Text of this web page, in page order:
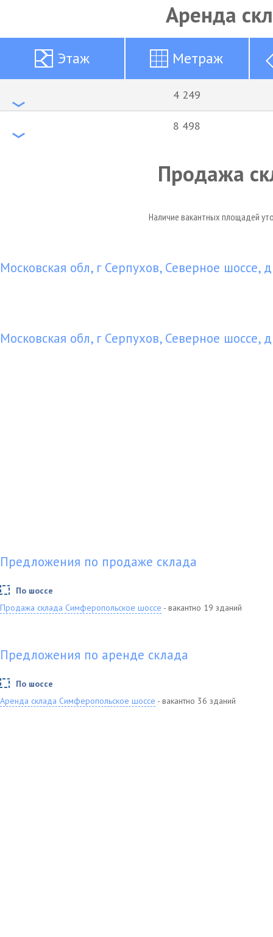
Аренда
Этаж Метраж
4 249
8 498
Продажа
Наличие вакантных площадей
Московская обл, г Серпухов, Северное шоссе,
Московская обл, г Серпухов, Северное шоссе,
Предложения по продаже склада
По шоссе
Продажа склада Симферопольское шоссе - вакантно 19 зданий
Предложения по аренде склада
По шоссе
Аренда склада Симферопольское шоссе - вакантно 36 зданий